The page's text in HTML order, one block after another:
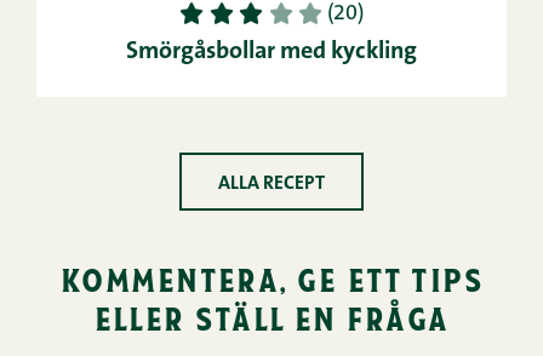
1 2 3 4 5 (20)
Smörgåsbollar med kyckling
ALLA RECEPT
kommentera, ge ett tips
eller ställ en fråga